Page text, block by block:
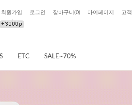
회원가입 로그인 장바구니(0) 마이페이지 고
ETC SALE~70%